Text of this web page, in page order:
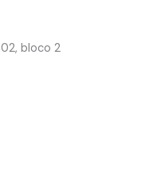
bloco 2